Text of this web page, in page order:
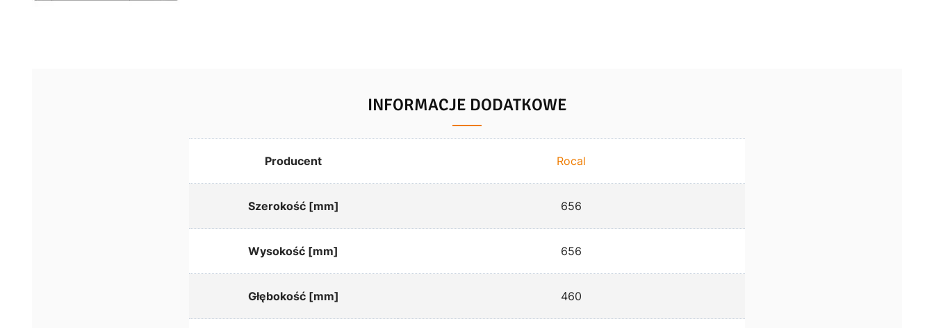
INFORMACJE DODATKOWE
Producent Rocal
Szerokość [mm] 656
Wysokość [mm] 656
Głębokość [mm] 460